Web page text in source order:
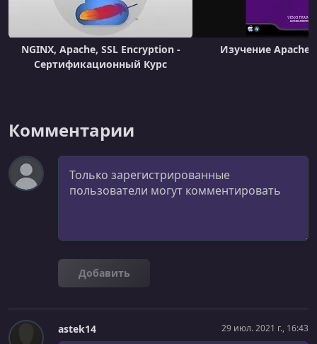
NGINX, Apache, SSL Encryption -
Сертификационный Курс
Изучение Apache
Комментарии
Комментарий
Добавить
astek14 29 июл. 2021 г., 16:43